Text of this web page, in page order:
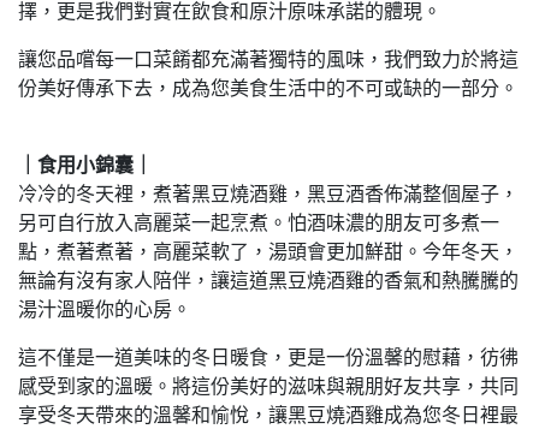
擇，更是我們對實在飲食和原汁原味承諾的體現。
讓您品嚐每一口菜餚都充滿著獨特的風味，我們致力於將這
份美好傳承下去，成為您美食生活中的不可或缺的一部分。
｜食用小錦囊｜
冷冷的冬天裡，煮著黑豆燒酒雞，黑豆酒香佈滿整個屋子，
另可自行放入高麗菜一起烹煮。怕酒味濃的朋友可多煮一
點，煮著煮著，高麗菜軟了，湯頭會更加鮮甜。今年冬天，
無論有沒有家人陪伴，讓這道黑豆燒酒雞的香氣和熱騰騰的
湯汁溫暖你的心房。
這不僅是一道美味的冬日暖食，更是一份溫馨的慰藉，彷彿
感受到家的溫暖。將這份美好的滋味與親朋好友共享，共同
享受冬天帶來的溫馨和愉悅，讓黑豆燒酒雞成為您冬日裡最